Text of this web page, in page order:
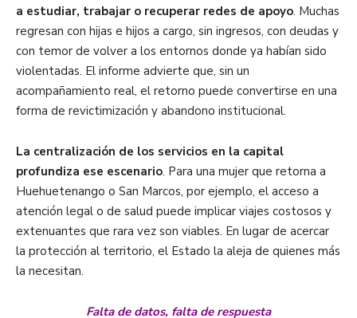
a estudiar, trabajar o recuperar redes de apoyo. Muchas
regresan con hijas e hijos a cargo, sin ingresos, con deudas y
con temor de volver a los entornos donde ya habían sido
violentadas. El informe advierte que, sin un
acompañamiento real, el retorno puede convertirse en una
forma de revictimización y abandono institucional.
La centralización de los servicios en la capital
profundiza ese escenario. Para una mujer que retorna a
Huehuetenango o San Marcos, por ejemplo, el acceso a
atención legal o de salud puede implicar viajes costosos y
extenuantes que rara vez son viables. En lugar de acercar
la protección al territorio, el Estado la aleja de quienes más
la necesitan.
Falta de datos, falta de respuesta